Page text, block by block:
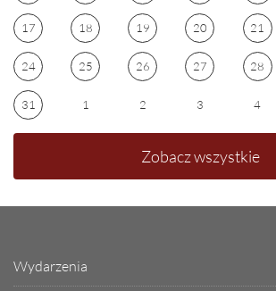
17 18 19 20 21
24 25 26 27 28
31 1 2 3 4
Zobacz wszystkie
Wydarzenia